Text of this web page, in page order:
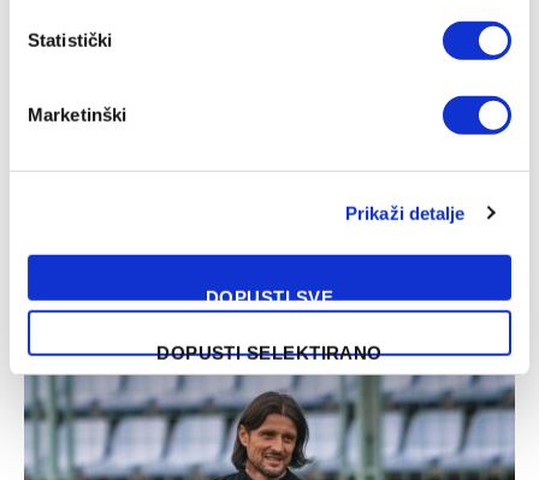
Statistički
Marketinški
Prikaži detalje
DOPUSTI SVE
DOPUSTI SELEKTIRANO
07/08/2026